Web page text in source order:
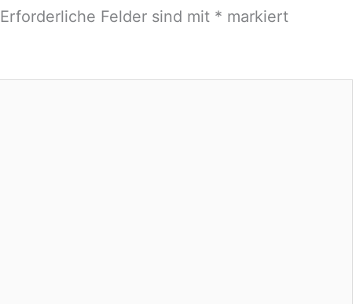
Erforderliche Felder sind mit * markiert